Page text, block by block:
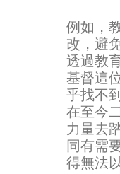
例如，
改，避
透過教
基督這
乎找不
在至今
力量去
同有需
得無法